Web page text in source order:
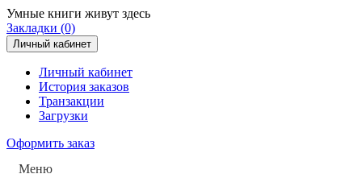
Умные книги живут здесь
Закладки (0)
Личный кабинет
Личный кабинет
История заказов
Транзакции
Загрузки
Оформить заказ
Меню